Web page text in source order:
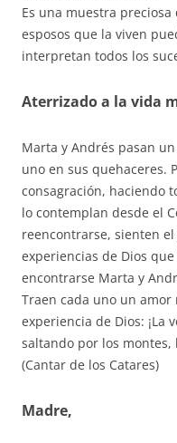
Es una muestra
esposos que la viven
interpretan todos los
Aterrizado a la vida
Marta y Andrés pasan
uno en sus quehaceres.
consagración, haciendo
lo contemplan desde el
reencontrarse, sienten
experiencias de Dios
encontrarse Marta y
Traen cada uno un
experiencia de Dios: ¡La
saltando por los
(Cantar de los Catares)
Madre,